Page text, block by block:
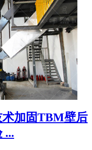
加固TBM壁后
...